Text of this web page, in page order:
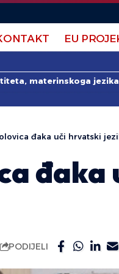
EU
materinskoga
đaka uči hrvatski
đaka
PODIJELI